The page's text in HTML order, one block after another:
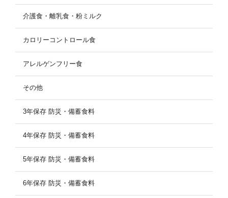
介護食・離乳食・粉ミルク
カロリーコントロール食
アレルゲンフリー食
その他
3年保存 防災・備蓄食料
4年保存 防災・備蓄食料
5年保存 防災・備蓄食料
6年保存 防災・備蓄食料